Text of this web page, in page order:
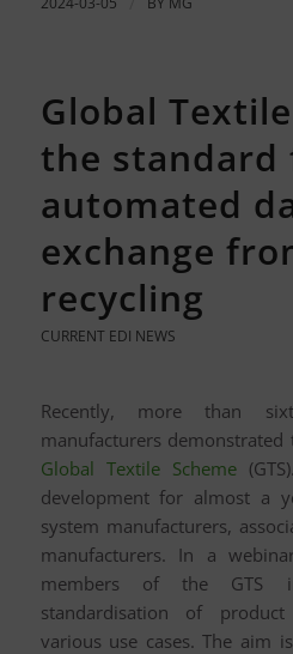
Global
the standard
automated
exchange
recycling
CURRENT EDI NEWS
Recently, more than
manufacturers
Global Textile Scheme
development for almost a
system manufacturers,
manufacturers. In a
members of the GTS
standardisation of
various use cases. The aim